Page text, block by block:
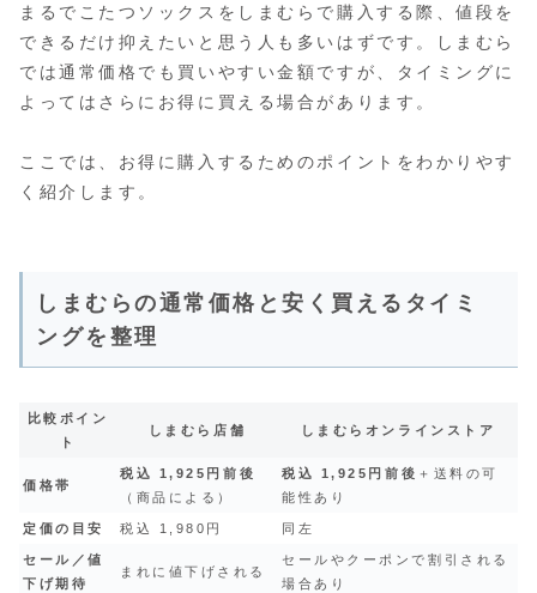
まるでこたつソックスをしまむらで購入する際、値段を
できるだけ抑えたいと思う人も多いはずです。しまむら
では通常価格でも買いやすい金額ですが、タイミングに
よってはさらにお得に買える場合があります。
ここでは、お得に購入するためのポイントをわかりやす
く紹介します。
しまむらの通常価格と安く買えるタイミ
ングを整理
比較ポイン
ト
しまむら店舗 しまむらオンラインストア
価格帯
税込 1,925円前後
（商品による）
税込 1,925円前後 ＋送料の可
能性あり
定価の目安 税込 1,980円 同左
セール／値
下げ期待
まれに値下げされる
セールやクーポンで割引される
場合あり